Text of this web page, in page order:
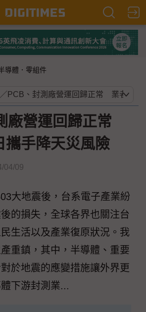
導體．零組件
廠營運回歸正常
攜手降天災風險
04/09
大地震後，台系電子產業紛
的損失，全球各界也關注台
生活以及產業復原狀況。我
重鎮，其中，半導體、重要
於地震的應變措施讓外界更
下游封測業...